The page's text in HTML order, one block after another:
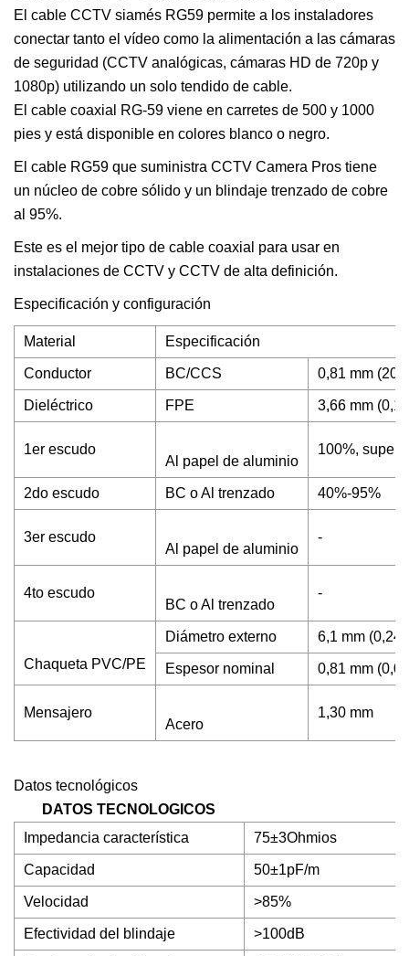
El cable CCTV siamés RG59 permite a los instaladores
conectar tanto el vídeo como la alimentación a las cámaras
de seguridad (CCTV analógicas, cámaras HD de 720p y
1080p) utilizando un solo tendido de cable.
El cable coaxial RG-59 viene en carretes de 500 y 1000
pies y está disponible en colores blanco o negro.
El cable RG59 que suministra CCTV Camera Pros tiene
un núcleo de cobre sólido y un blindaje trenzado de cobre
al 95%.
Este es el mejor tipo de cable coaxial para usar en
instalaciones de CCTV y CCTV de alta definición.
Especificación y configuración
Material Especificación
Conductor BC/CCS 0,81 mm (20
Dieléctrico FPE 3,66 mm
1er escudo
Al papel de aluminio
100%,
2do escudo BC o Al trenzado 40%-95%
3er escudo
Al papel de aluminio
-
4to escudo
BC o Al trenzado
-
Chaqueta PVC/PE
Diámetro externo 6,1 mm (0,24
Espesor nominal 0,81 mm
Mensajero
Acero
1,30 mm
Datos tecnológicos
DATOS TECNOLOGICOS
Impedancia característica
75±3Ohmios
Capacidad 50±1pF/m
Velocidad >85%
Efectividad del blindaje >100dB